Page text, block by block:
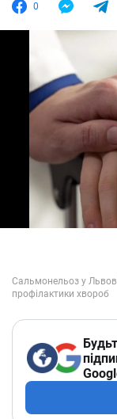
0